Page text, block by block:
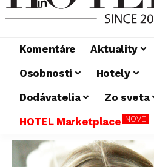
Komentáre Aktuality
Osobnosti
Hotely
Dodávatelia
Zo sveta
HOTEL Marketplace NOVÉ